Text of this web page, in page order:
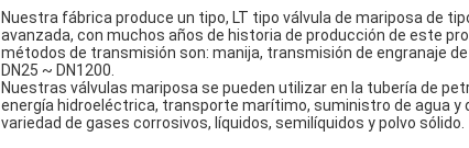
Nuestra fábrica produce un tipo, LT tipo válvula de mariposa de
avanzada, con muchos años de historia de producción de este
métodos de transmisión son: manija, transmisión de engranaje
DN25 ~ DN1200.
Nuestras válvulas mariposa se pueden utilizar en la tubería de
energía hidroeléctrica, transporte marítimo, suministro de agua
variedad de gases corrosivos, líquidos, semilíquidos y polvo sólido.